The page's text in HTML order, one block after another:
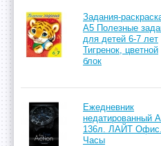
Задания-
А5 Полезные
для детей 6-7 лет
Тигренок, цветной
блок
Ежедневник
недатированный
136л. ЛАЙТ Офис.
Часы